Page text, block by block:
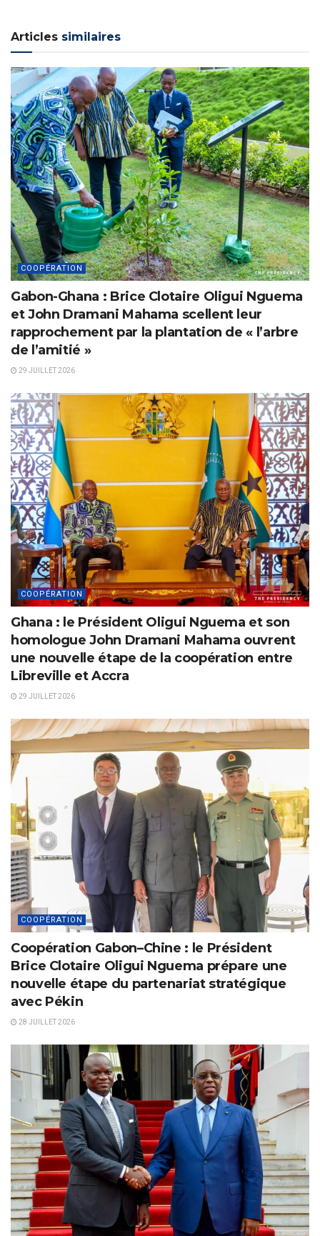
Articles similaires
COOPÉRATION
Gabon-Ghana : Brice Clotaire Oligui Nguema
et John Dramani Mahama scellent leur
rapprochement par la plantation de « l’arbre
de l’amitié »
29 JUILLET 2026
COOPÉRATION
Ghana : le Président Oligui Nguema et son
homologue John Dramani Mahama ouvrent
une nouvelle étape de la coopération entre
Libreville et Accra
29 JUILLET 2026
COOPÉRATION
Coopération Gabon–Chine : le Président
Brice Clotaire Oligui Nguema prépare une
nouvelle étape du partenariat stratégique
avec Pékin
28 JUILLET 2026